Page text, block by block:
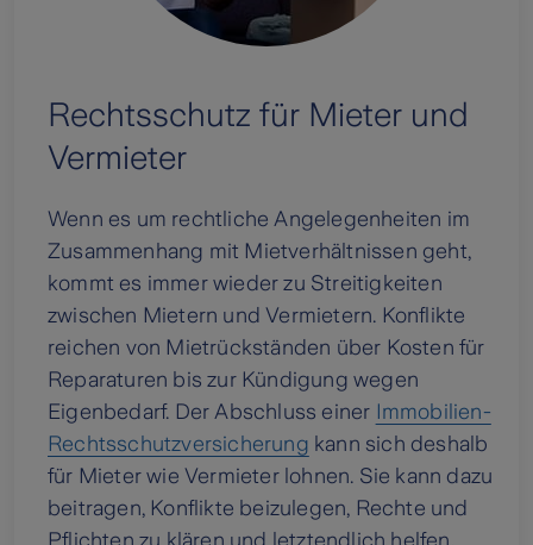
Rechtsschutz für Mieter und
Vermieter
Wenn es um rechtliche Angelegenheiten im
Zusammenhang mit Mietverhältnissen geht,
kommt es immer wieder zu Streitigkeiten
zwischen Mietern und Vermietern. Konflikte
reichen von Mietrückständen über Kosten für
Reparaturen bis zur Kündigung wegen
Eigenbedarf. Der Abschluss einer Immobilien-
Rechtsschutzversicherung kann sich deshalb
für Mieter wie Vermieter lohnen. Sie kann dazu
beitragen, Konflikte beizulegen, Rechte und